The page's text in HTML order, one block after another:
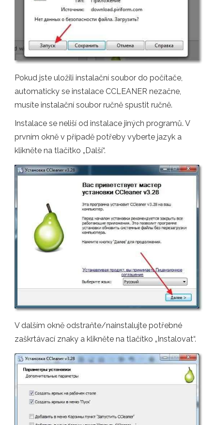
Pokud jste uložili instalační soubor do počítače,
automaticky se instalace CCLEANER nezačne,
musíte instalační soubor ručně spustit ručně.
Instalace se neliší od instalace jiných programů. V
prvním okně v případě potřeby vyberte jazyk a
klikněte na tlačítko „Další“.
V dalším okně odstraňte/nainstalujte potřebné
zaškrtávací znaky a klikněte na tlačítko „Instalovat“.